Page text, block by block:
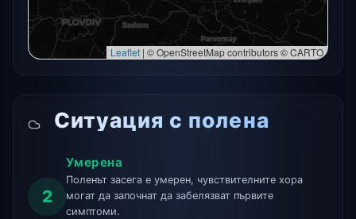
Leaflet | © OpenStreetMap contributors © CARTO
Ситуация с полена
2
Умерена
Поленът засега е умерен, чувствителните хора
могат да започнат да забелязват първите
симптоми.